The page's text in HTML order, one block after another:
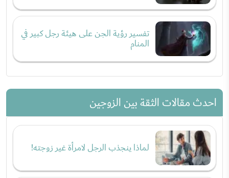
تفسير رؤية الجن على هيئة رجل كبير في
المنام
احدث مقالات الثقة بين الزوجين
لماذا ينجذب الرجل لامرأة غير زوجته!